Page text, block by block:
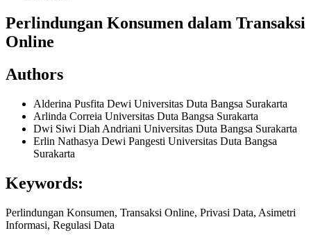
Perlindungan Konsumen dalam Transaksi
Online
Authors
Alderina Pusfita Dewi Universitas Duta Bangsa Surakarta
Arlinda Correia Universitas Duta Bangsa Surakarta
Dwi Siwi Diah Andriani Universitas Duta Bangsa Surakarta
Erlin Nathasya Dewi Pangesti Universitas Duta Bangsa
Surakarta
Keywords:
Perlindungan Konsumen, Transaksi Online, Privasi Data, Asimetri
Informasi, Regulasi Data